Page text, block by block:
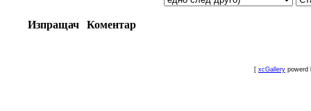
Изпращач Коментар
[ xcGallery